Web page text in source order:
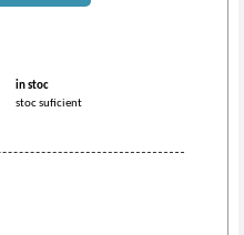
in stoc
stoc suficient